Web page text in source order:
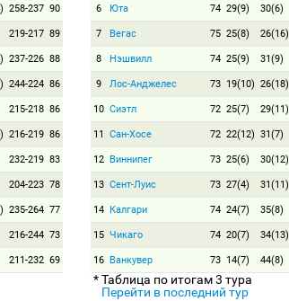
258-237 90
219-217 89
237-226 88
244-224 86
215-218 86
216-219 86
232-219 83
204-223 78
235-264 77
216-244 73
211-232 69
6 Юта 74 29(9) 30(6)
7 Вегас 75 25(8) 26(16)
8 Нэшвилл 74 25(9) 31(9)
9 Лос-Анджелес 73 19(10) 26(18)
10 Сиэтл 72 25(7) 29(11)
11 Сан-Хосе 72 22(12) 31(7)
12 Виннипег 73 25(6) 30(12)
13 Сент-Луис 73 27(4) 31(11)
14 Калгари 74 24(7) 35(8)
15 Чикаго 74 20(7) 34(13)
16 Ванкувер 73 14(7) 44(8)
* Таблица по итогам 3 тура
Перейти в последний тур